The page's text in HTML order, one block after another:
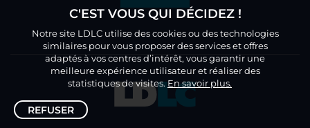
C'EST VOUS QUI DÉCIDEZ !
Notre site LDLC utilise des cookies ou des technologies
similaires pour vous proposer des services et offres
adaptés à vos centres d’intérêt, vous garantir une
meilleure expérience utilisateur et réaliser des
statistiques de visites.En savoir plus.
REFUSER